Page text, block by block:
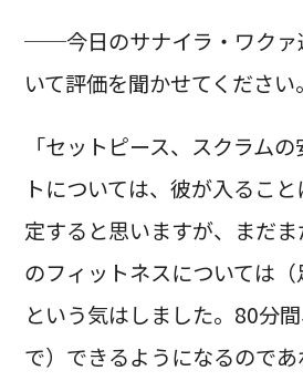
──今日のサナイラ・ワクァ
いて評価を聞かせてください。
「セットピース、スクラム
トについては、彼が入るこ
定すると思いますが、まだ
のフィットネスについては
という気はしました。80分
で）できるようになるので